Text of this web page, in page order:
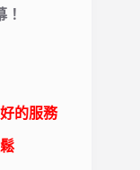
好的服務